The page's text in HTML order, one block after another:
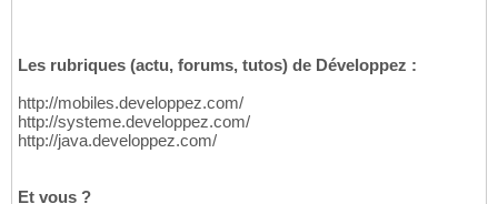
Les rubriques (actu, forums, tutos) de Développez :
http://mobiles.developpez.com/
http://systeme.developpez.com/
http://java.developpez.com/
Et vous ?